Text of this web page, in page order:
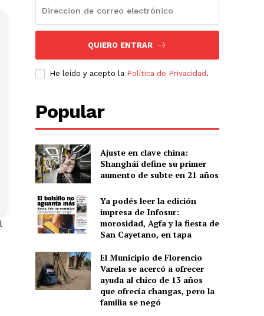
QUIERO ENTRAR
He leído y acepto la Política de Privacidad .
Popular
Ajuste en clave china:
Shanghái define su primer
aumento de subte en 21 años
Ya podés leer la edición
impresa de Infosur:
morosidad, Agfa y la fiesta de
San Cayetano, en tapa
El Municipio de Florencio
Varela se acercó a ofrecer
ayuda al chico de 13 años
que ofrecía changas, pero la
familia se negó